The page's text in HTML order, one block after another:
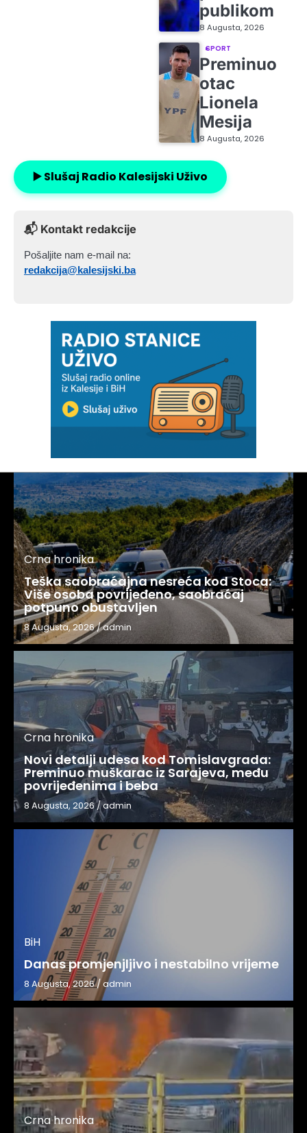
publikom
8 Augusta, 2026
SPORT
Preminuo
otac
Lionela
Mesija
8 Augusta, 2026
▶️ Slušaj Radio Kalesijski Uživo
📬 Kontakt redakcije
Pošaljite nam e-mail na:
redakcija@kalesijski.ba
Crna hronika
Teška saobraćajna nesreća kod Stoca:
Više osoba povrijeđeno, saobraćaj
potpuno obustavljen
8 Augusta, 2026/admin
Crna hronika
Novi detalji udesa kod Tomislavgrada:
Preminuo muškarac iz Sarajeva, među
povrijeđenima i beba
8 Augusta, 2026/admin
BiH
Danas promjenjljivo i nestabilno vrijeme
8 Augusta, 2026/admin
Crna hronika